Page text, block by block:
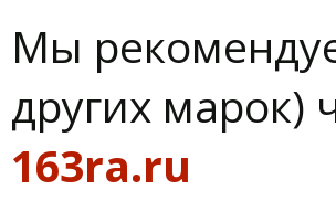
Мы
других
163ra.ru